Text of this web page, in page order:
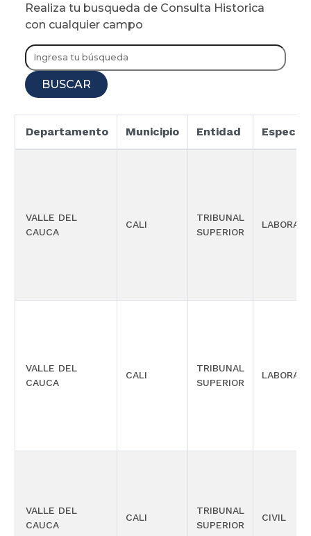
Realiza tu busqueda de Consulta Historica
con cualquier campo
BUSCAR
Departamento Municipio Entidad
VALLE DEL
CAUCA
CALI
TRIBUNAL
SUPERIOR
LABORAL
VALLE DEL
CAUCA
CALI
TRIBUNAL
SUPERIOR
LABORAL
VALLE DEL
CAUCA
CALI
TRIBUNAL
SUPERIOR
CIVIL